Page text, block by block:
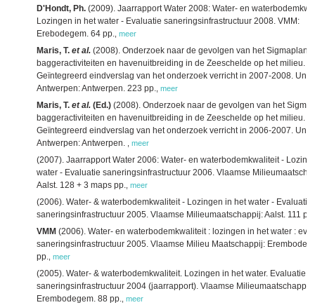
D'Hondt, Ph. (2009). Jaarrapport Water 2008: Water- en
Lozingen in het water - Evaluatie saneringsinfrastructuur 2008. VMM:
Erebodegem. 64 pp. meer
Maris, T. et al. (2008). Onderzoek naar de gevolgen van het Sigmaplan,
baggeractiviteiten en havenuitbreiding in de Zeeschelde op het milieu.
Geïntegreerd eindverslag van het onderzoek verricht in 2007-2008.
Antwerpen: Antwerpen. 223 pp. meer
Maris, T. et al. (Ed.) (2008). Onderzoek naar de gevolgen van het
baggeractiviteiten en havenuitbreiding in de Zeeschelde op het milieu.
Geïntegreerd eindverslag van het onderzoek verricht in 2006-2007.
Antwerpen: Antwerpen.
meer
(2007). Jaarrapport Water 2006: Water- en waterbodemkwaliteit -
water - Evaluatie saneringsinfrastructuur 2006. Vlaamse
Aalst. 128 + 3 maps pp. meer
(2006). Water- & waterbodemkwaliteit - Lozingen in het water - Evaluatie
saneringsinfrastructuur 2005. Vlaamse Milieumaatschappij: Aalst. 111 pp.
VMM (2006). Water- en waterbodemkwaliteit : lozingen in het water :
saneringsinfrastructuur 2005. Vlaamse Milieu Maatschappij:
pp. meer
(2005). Water- & waterbodemkwaliteit. Lozingen in het water. Evaluatie
saneringsinfrastructuur 2004 (jaarrapport). Vlaamse Milieumaatschappij
Erembodegem. 88 pp. meer